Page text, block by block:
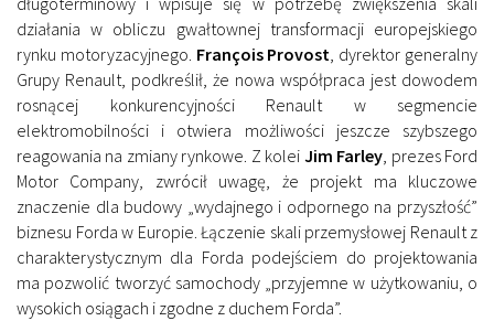
działania w obliczu gwałtownej transformacji europejskiego
rynku motoryzacyjnego. François Provost, dyrektor generalny
Grupy Renault, podkreślił, że nowa współpraca jest dowodem
rosnącej konkurencyjności Renault w segmencie
elektromobilności i otwiera możliwości jeszcze szybszego
reagowania na zmiany rynkowe. Z kolei Jim Farley, prezes Ford
Motor Company, zwrócił uwagę, że projekt ma kluczowe
znaczenie dla budowy „wydajnego i odpornego na przyszłość”
biznesu Forda w Europie. Łączenie skali przemysłowej Renault z
charakterystycznym dla Forda podejściem do projektowania
ma pozwolić tworzyć samochody „przyjemne w użytkowaniu, o
wysokich osiągach i zgodne z duchem Forda”.